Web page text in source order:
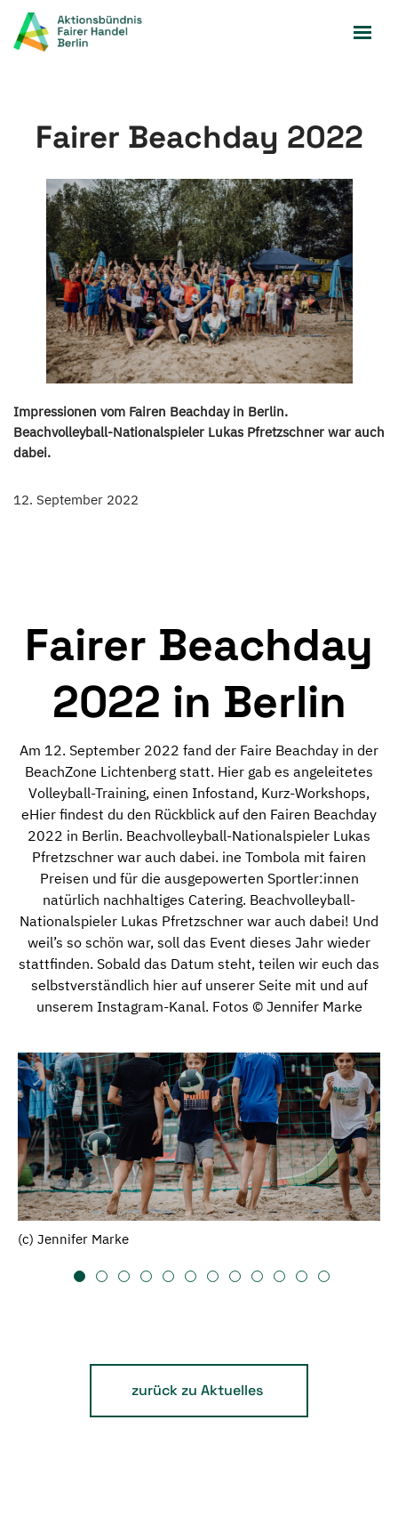
Zum
Fairer Beachday 2022
Impressionen vom Fairen Beachday in Berlin.
Beachvolleyball-Nationalspieler Lukas Pfretzschner war auch
dabei.
12. September 2022
Fairer Beachday
2022 in Berlin
Am 12. September 2022 fand der Faire Beachday in der
BeachZone Lichtenberg statt. Hier gab es angeleitetes
Volleyball-Training, einen Infostand, Kurz-Workshops,
eHier findest du den Rückblick auf den Fairen Beachday
2022 in Berlin. Beachvolleyball-Nationalspieler Lukas
Pfretzschner war auch dabei. ine Tombola mit fairen
Preisen und für die ausgepowerten Sportler:innen
natürlich nachhaltiges Catering. Beachvolleyball-
Nationalspieler Lukas Pfretzschner war auch dabei! Und
weil’s so schön war, soll das Event dieses Jahr wieder
stattfinden. Sobald das Datum steht, teilen wir euch das
selbstverständlich hier auf unserer Seite mit und auf
unserem Instagram-Kanal. Fotos © Jennifer Marke
(c) Jennifer Marke
zurück zu Aktuelles